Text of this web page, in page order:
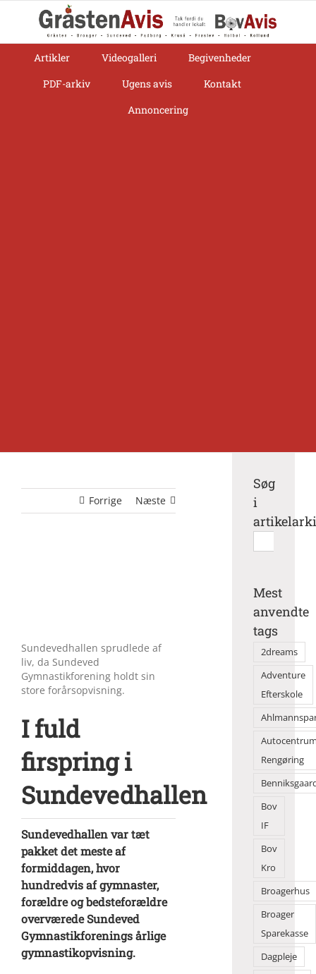
Artikler
Videogalleri
Begivenheder
PDF-arkiv
Ugens avis
Kontakt
Annoncering
Forrige Næste
Sundevedhallen sprudlede af
liv, da Sundeved
Gymnastikforening holdt sin
store forårsopvisning.
I fuld
firspring i
Sundevedhallen
Sundevedhallen var tæt
pakket det meste af
formiddagen, hvor
hundredvis af gymnaster,
forældre og bedsteforældre
overværede Sundeved
Gymnastikforenings årlige
gymnastikopvisning.
Søg
i
efter:
Mest
anvendte
tags
2dreams
Adventure
Efterskole
Rengøring
Bov
IF
Bov
Kro
Broagerhus
Broager
Sparekasse
Dagpleje